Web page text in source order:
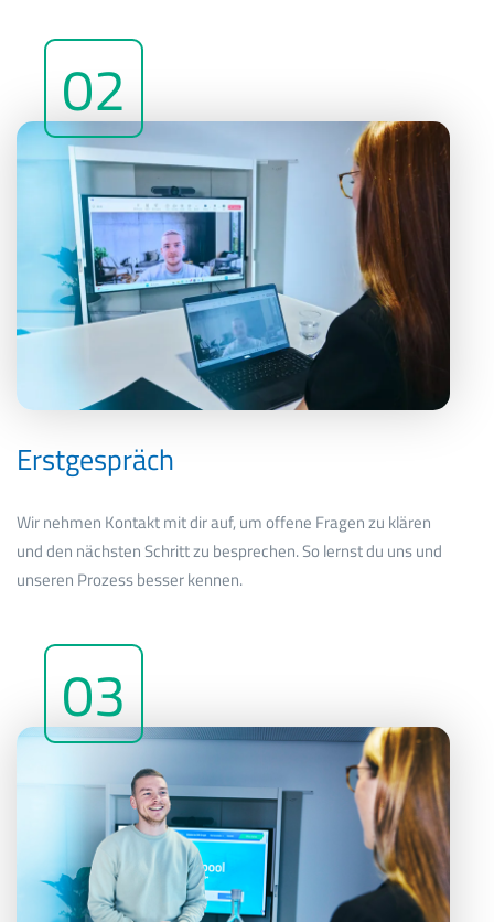
02
Erstgespräch
Wir nehmen Kontakt mit dir auf, um offene Fragen zu klären
und den nächsten Schritt zu besprechen. So lernst du uns und
unseren Prozess besser kennen.
03